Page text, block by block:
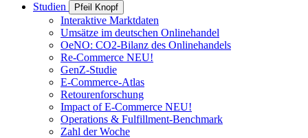
Studien
Pfeil Knopf
Interaktive Marktdaten
Umsätze im deutschen Onlinehandel
OeNO: CO2-Bilanz des Onlinehandels
Re-Commerce NEU!
GenZ-Studie
E-Commerce-Atlas
Retourenforschung
Impact of E-Commerce NEU!
Operations & Fulfillment-Benchmark
Zahl der Woche